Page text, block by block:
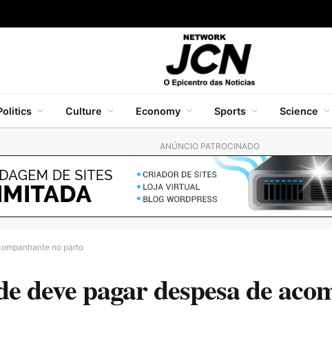
Culture Economy Sports Science
ANÚNCIO PATROCINADO
no parto
deve pagar despesa de